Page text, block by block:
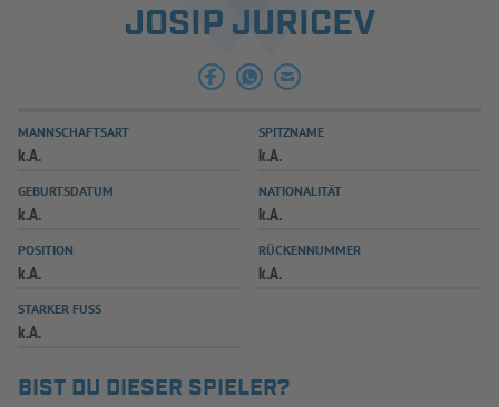
AUSBILDUNG & FÖRDERUNG
SPIELPLUS
JOSIP JURICEV
MANNSCHAFTSART
k.A.
SPITZNAME
k.A.
GEBURTSDATUM
k.A.
NATIONALITÄT
k.A.
POSITION
k.A.
RÜCKENNUMMER
k.A.
STARKER FUSS
k.A.
BIST DU DIESER SPIELER?